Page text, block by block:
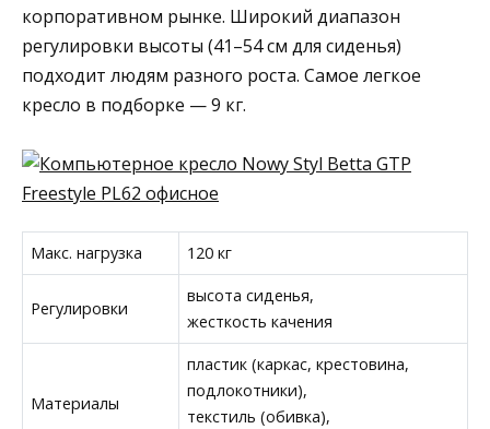
корпоративном рынке. Широкий диапазон
регулировки высоты (41–54 см для сиденья)
подходит людям разного роста. Самое легкое
кресло в подборке — 9 кг.
Макс. нагрузка 120 кг
Регулировки
высота сиденья,
жесткость качения
Материалы
пластик (каркас, крестовина,
подлокотники),
текстиль (обивка),